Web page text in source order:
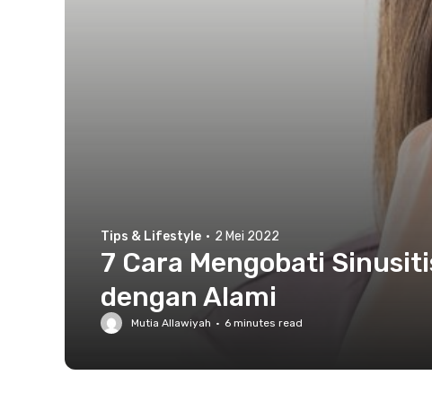
Tips & Lifestyle · 2 Mei 2022
7 Cara Mengobati
dengan Alami
Mutia Allawiyah · 6 minutes read